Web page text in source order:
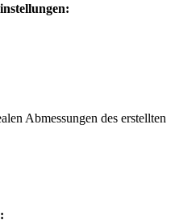
Abmessungen des erstellten